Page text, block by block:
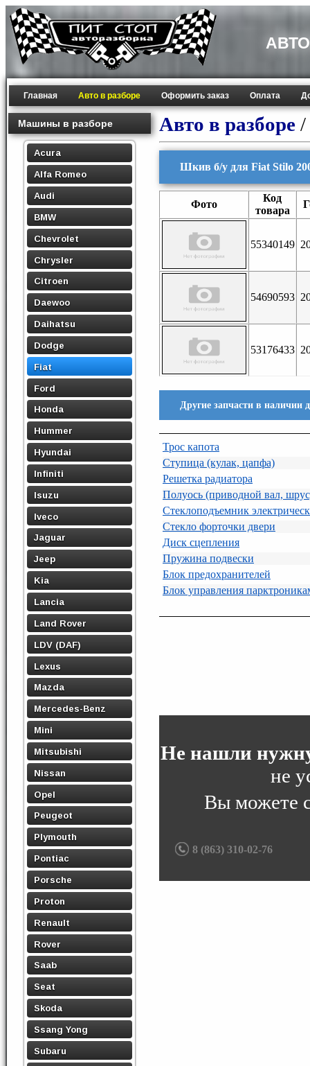
Главная Авто в разборе Оформить заказ Оплата
Машины в разборе
Acura
Alfa Romeo
Audi
BMW
Chevrolet
Chrysler
Citroen
Daewoo
Daihatsu
Dodge
Fiat
Ford
Honda
Hummer
Hyundai
Infiniti
Isuzu
Iveco
Jaguar
Jeep
Kia
Lancia
Land Rover
LDV (DAF)
Lexus
Mazda
Mercedes-Benz
Mini
Mitsubishi
Nissan
Opel
Peugeot
Plymouth
Pontiac
Porsche
Proton
Renault
Rover
Saab
Seat
Skoda
Ssang Yong
Subaru
Авто в разборе /
Шкив б/у для Fiat Stilo
Фото
Код
товара
55340149
54690593
53176433
Другие запчасти в наличии
Трос капота
Ступица (кулак, цапфа)
Решетка радиатора
Полуось (приводной вал,
Стеклоподъемник
Стекло форточки двери
Диск сцепления
Пружина подвески
Блок предохранителей
Блок управления
Не нашли
не
Вы можете
8 (863) 310-02-76